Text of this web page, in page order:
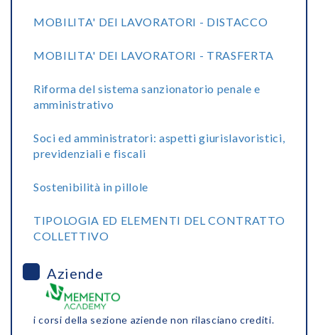
MOBILITA' DEI LAVORATORI - DISTACCO
MOBILITA' DEI LAVORATORI - TRASFERTA
Riforma del sistema sanzionatorio penale e
amministrativo
Soci ed amministratori: aspetti giurislavoristici,
previdenziali e fiscali
Sostenibilità in pillole
TIPOLOGIA ED ELEMENTI DEL CONTRATTO
COLLETTIVO
Aziende
i corsi della sezione aziende non rilasciano crediti.